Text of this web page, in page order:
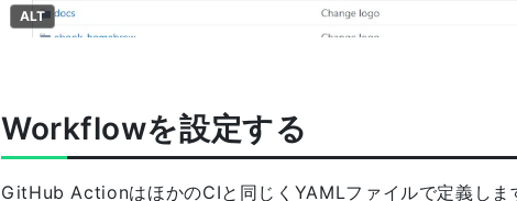
ALT
Workflowを設定する
GitHub ActionはほかのCIと同じくYAMLファイルで定義しま